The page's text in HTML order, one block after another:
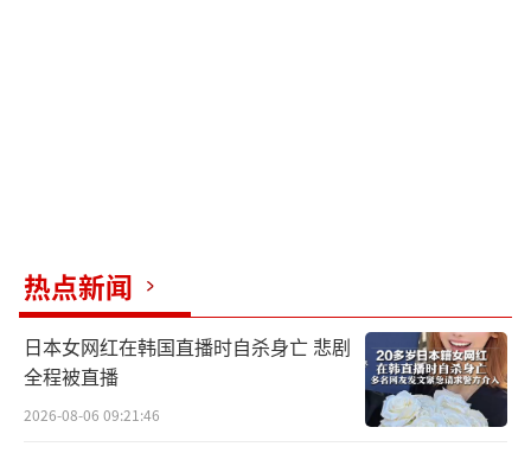
热点新闻
日本女网红在韩国直播时自杀身亡 悲剧
全程被直播
2026-08-06 09:21:46